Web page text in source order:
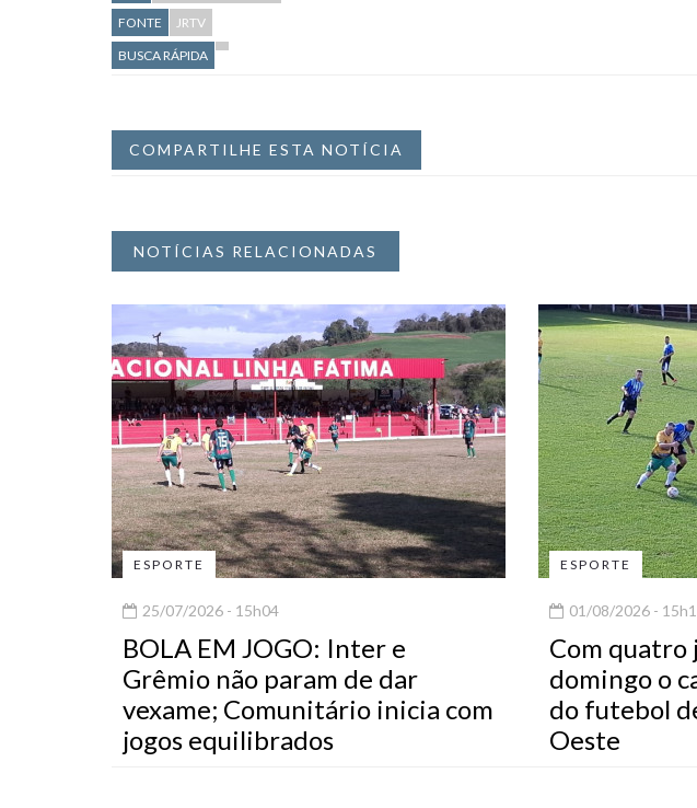
FONTE
JRTV
BUSCA RÁPIDA
COMPARTILHE ESTA NOTÍCIA
NOTÍCIAS RELACIONADAS
ESPORTE
25/07/2026 - 15h04
BOLA EM JOGO: Inter e
Grêmio não param de dar
vexame; Comunitário inicia com
jogos equilibrados
ESPORTE
01/08/2026 -
Com quatro
domingo o
do futebol
Oeste